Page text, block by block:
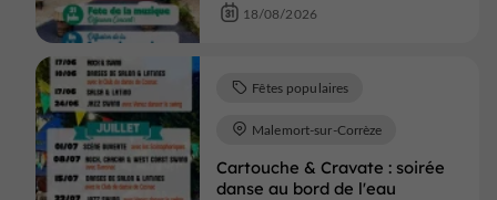
18/08/2026
Cartouche & Cravate : soirée
danse au bord de l'eau
Fêtes populaires
Malemort-sur-Corrèze